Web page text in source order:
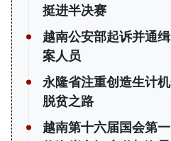
挺进半决赛
越南公安部起诉并通
案人员
永隆省注重创造生计
脱贫之路
越南第十六届国会第